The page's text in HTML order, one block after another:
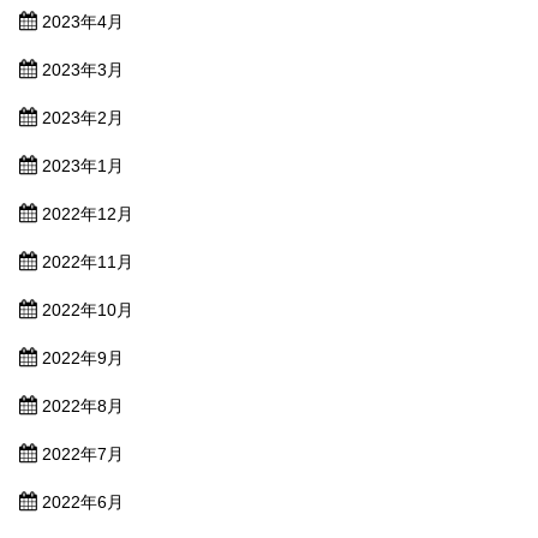
2023年4月
2023年3月
2023年2月
2023年1月
2022年12月
2022年11月
2022年10月
2022年9月
2022年8月
2022年7月
2022年6月